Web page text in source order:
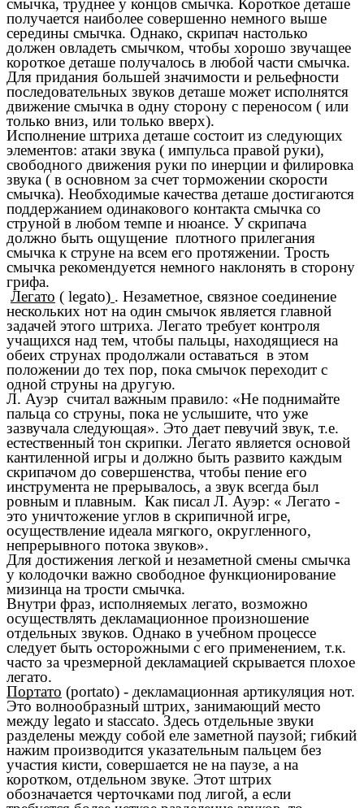
смычка, труднее у концов смычка. Короткое деташе
получается наиболее совершенно немного выше
середины смычка. Однако, скрипач настолько
должен овладеть смычком, чтобы хорошо звучащее
короткое деташе получалось в любой части смычка.
Для придания большей значимости и рельефности
последовательных звуков деташе может исполнятся
движение смычка в одну сторону с переносом ( или
только вниз, или только вверх).
Исполнение штриха деташе состоит из следующих
элементов: атаки звука ( импульса правой руки),
свободного движения руки по инерции и филировка
звука ( в основном за счет торможении скорости
смычка). Необходимые качества деташе достигаются
поддержанием одинакового контакта смычка со
струной в любом темпе и нюансе. У скрипача
должно быть ощущение плотного прилегания
смычка к струне на всем его протяжении. Трость
смычка рекомендуется немного наклонять в сторону
грифа.
Легато ( legato) . Незаметное, связное соединение
нескольких нот на один смычок является главной
задачей этого штриха. Легато требует контроля
учащихся над тем, чтобы пальцы, находящиеся на
обеих струнах продолжали оставаться в этом
положении до тех пор, пока смычок переходит с
одной струны на другую.
Л. Ауэр считал важным правило: «Не поднимайте
пальца со струны, пока не услышите, что уже
зазвучала следующая». Это дает певучий звук, т.е.
естественный тон скрипки. Легато является основой
кантиленной игры и должно быть развито каждым
скрипачом до совершенства, чтобы пение его
инструмента не прерывалось, а звук всегда был
ровным и плавным. Как писал Л. Ауэр: « Легато -
это уничтожение углов в скрипичной игре,
осуществление идеала мягкого, округленного,
непрерывного потока звуков».
Для достижения легкой и незаметной смены смычка
у колодочки важно свободное функционирование
мизинца на трости смычка.
Внутри фраз, исполняемых легато, возможно
осуществлять декламационное произношение
отдельных звуков. Однако в учебном процессе
следует быть осторожными с его применением, т.к.
часто за чрезмерной декламацией скрывается плохое
легато.
Портато (portato) - декламационная артикуляция нот.
Это волнообразный штрих, занимающий место
между legato и staccato. Здесь отдельные звуки
разделены между собой еле заметной паузой; гибкий
нажим производится указательным пальцем без
участия кисти, совершается не на паузе, а на
коротком, отдельном звуке. Этот штрих
обозначается черточками под лигой, а если